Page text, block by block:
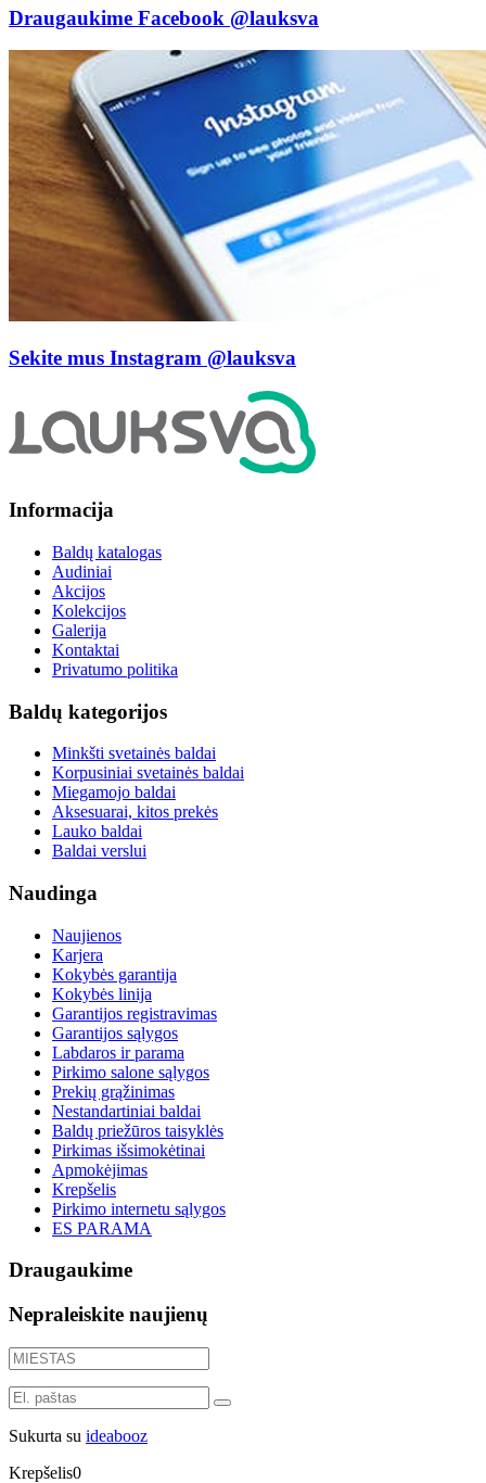
Draugaukime Facebook @lauksva
Sekite mus Instagram @lauksva
Informacija
Baldų katalogas
Audiniai
Akcijos
Kolekcijos
Galerija
Kontaktai
Privatumo politika
Baldų kategorijos
Minkšti svetainės baldai
Korpusiniai svetainės baldai
Miegamojo baldai
Aksesuarai, kitos prekės
Lauko baldai
Baldai verslui
Naudinga
Naujienos
Karjera
Kokybės garantija
Kokybės linija
Garantijos registravimas
Garantijos sąlygos
Labdaros ir parama
Pirkimo salone sąlygos
Prekių grąžinimas
Nestandartiniai baldai
Baldų priežūros taisyklės
Pirkimas išsimokėtinai
Apmokėjimas
Krepšelis
Pirkimo internetu sąlygos
ES PARAMA
Draugaukime
Nepraleiskite naujienų
Sukurta su ideabooz
Krepšelis0